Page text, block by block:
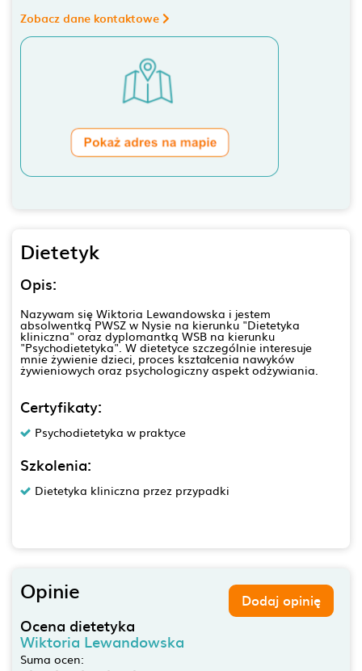
Zobacz dane kontaktowe
Dietetyk
Opis:
Nazywam się Wiktoria Lewandowska i jestem
absolwentką PWSZ w Nysie na kierunku "Dietetyka
kliniczna" oraz dyplomantką WSB na kierunku
"Psychodietetyka". W dietetyce szczególnie interesuje
mnie żywienie dzieci, proces kształcenia nawyków
żywieniowych oraz psychologiczny aspekt odżywiania.
Certyfikaty:
Psychodietetyka w praktyce
Szkolenia:
Dietetyka kliniczna przez przypadki
Opinie Dodaj opinię
Ocena dietetyka
Wiktoria Lewandowska
Suma ocen: